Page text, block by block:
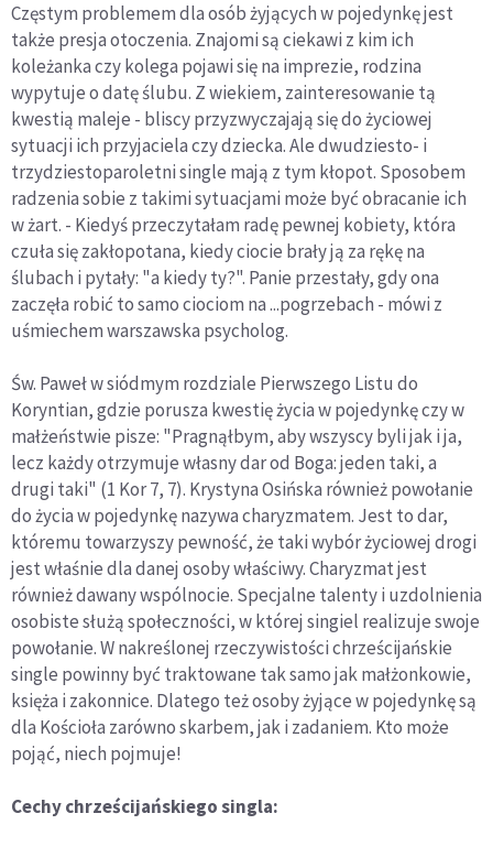
Częstym problemem dla osób żyjących w pojedynkę jest
także presja otoczenia. Znajomi są ciekawi z kim ich
koleżanka czy kolega pojawi się na imprezie, rodzina
wypytuje o datę ślubu. Z wiekiem, zainteresowanie tą
kwestią maleje - bliscy przyzwyczajają się do życiowej
sytuacji ich przyjaciela czy dziecka. Ale dwudziesto- i
trzydziestoparoletni single mają z tym kłopot. Sposobem
radzenia sobie z takimi sytuacjami może być obracanie ich
w żart. - Kiedyś przeczytałam radę pewnej kobiety, która
czuła się zakłopotana, kiedy ciocie brały ją za rękę na
ślubach i pytały: "a kiedy ty?". Panie przestały, gdy ona
zaczęła robić to samo ciociom na ...pogrzebach - mówi z
uśmiechem warszawska psycholog.
Św. Paweł w siódmym rozdziale Pierwszego Listu do
Koryntian, gdzie porusza kwestię życia w pojedynkę czy w
małżeństwie pisze: "Pragnąłbym, aby wszyscy byli jak i ja,
lecz każdy otrzymuje własny dar od Boga: jeden taki, a
drugi taki" (1 Kor 7, 7). Krystyna Osińska również powołanie
do życia w pojedynkę nazywa charyzmatem. Jest to dar,
któremu towarzyszy pewność, że taki wybór życiowej drogi
jest właśnie dla danej osoby właściwy. Charyzmat jest
również dawany wspólnocie. Specjalne talenty i uzdolnienia
osobiste służą społeczności, w której singiel realizuje swoje
powołanie. W nakreślonej rzeczywistości chrześcijańskie
single powinny być traktowane tak samo jak małżonkowie,
księża i zakonnice. Dlatego też osoby żyjące w pojedynkę są
dla Kościoła zarówno skarbem, jak i zadaniem. Kto może
pojąć, niech pojmuje!
Cechy chrześcijańskiego singla: